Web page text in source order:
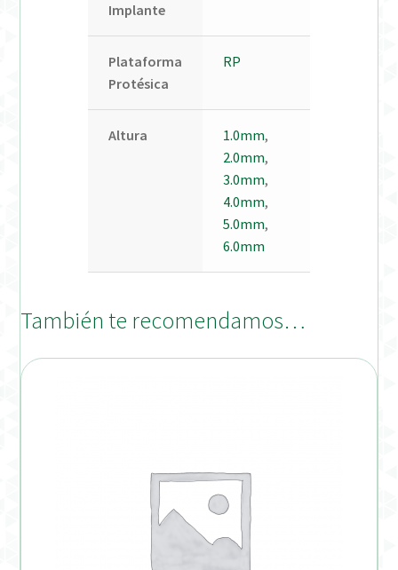
Implante
Plataforma
Protésica
RP
Altura 1.0mm,
2.0mm,
3.0mm,
4.0mm,
5.0mm,
6.0mm
También te recomendamos…